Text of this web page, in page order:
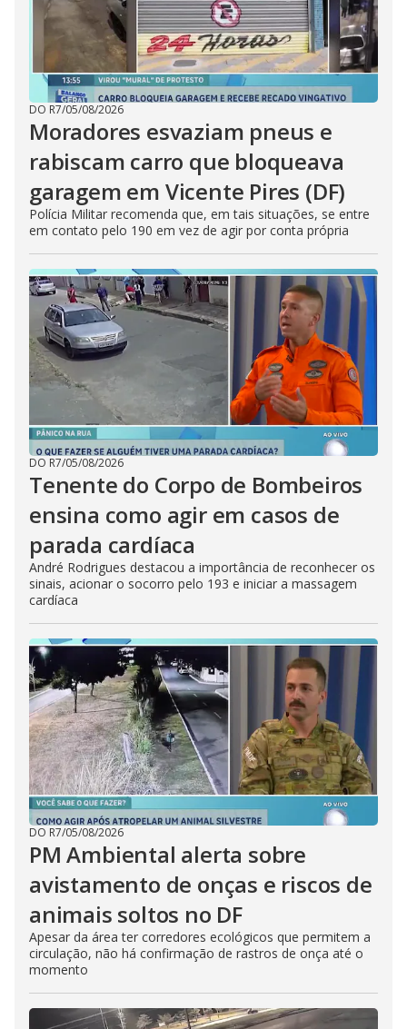
DO R7/05/08/2026
Moradores esvaziam pneus e
rabiscam carro que bloqueava
garagem em Vicente Pires (DF)
Polícia Militar recomenda que, em tais situações, se entre
em contato pelo 190 em vez de agir por conta própria
DO R7/05/08/2026
Tenente do Corpo de Bombeiros
ensina como agir em casos de
parada cardíaca
André Rodrigues destacou a importância de reconhecer os
sinais, acionar o socorro pelo 193 e iniciar a massagem
cardíaca
DO R7/05/08/2026
PM Ambiental alerta sobre
avistamento de onças e riscos de
animais soltos no DF
Apesar da área ter corredores ecológicos que permitem a
circulação, não há confirmação de rastros de onça até o
momento